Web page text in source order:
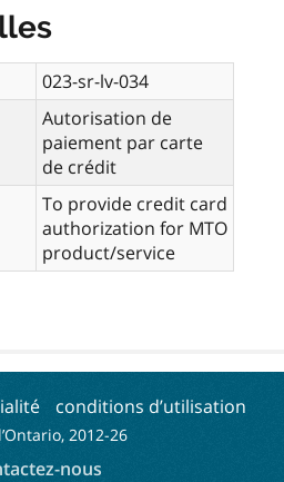
023-sr-lv-034
Autorisation de
paiement par carte
de crédit
To provide credit card
authorization for MTO
product/service
conditions d’utilisation
2012-26
nous